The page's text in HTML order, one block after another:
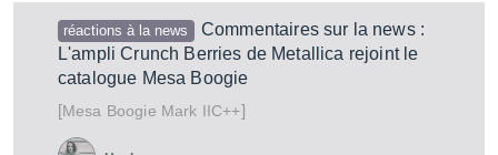
réactions à la news
Commentaires sur la news :
L'ampli Crunch Berries de Metallica rejoint le
catalogue Mesa Boogie
[Mesa Boogie Mark IIC++]